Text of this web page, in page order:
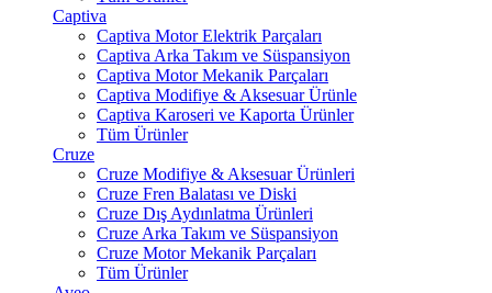
Captiva
Captiva Motor Elektrik Parçaları
Captiva Arka Takım ve Süspansiyon
Captiva Motor Mekanik Parçaları
Captiva Modifiye & Aksesuar Ürünle
Captiva Karoseri ve Kaporta Ürünler
Tüm Ürünler
Cruze
Cruze Modifiye & Aksesuar Ürünleri
Cruze Fren Balatası ve Diski
Cruze Dış Aydınlatma Ürünleri
Cruze Arka Takım ve Süspansiyon
Cruze Motor Mekanik Parçaları
Tüm Ürünler